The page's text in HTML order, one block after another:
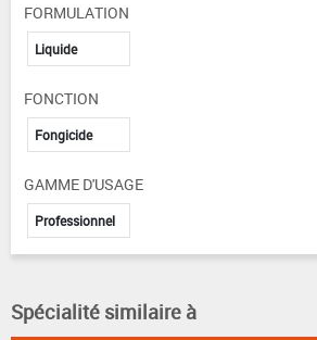
FORMULATION
Liquide
FONCTION
Fongicide
GAMME D'USAGE
Professionnel
Spécialité similaire à